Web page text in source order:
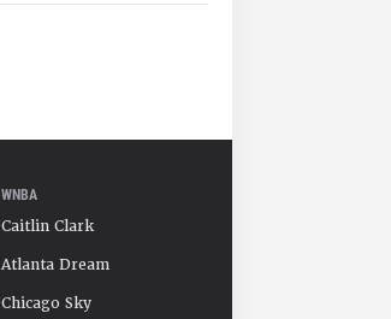
WNBA
Caitlin Clark
Atlanta Dream
Chicago Sky